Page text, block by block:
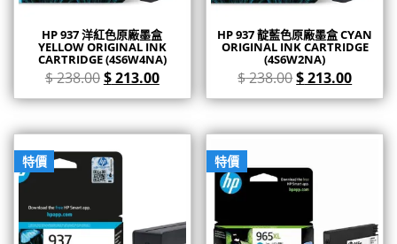
HP 937 洋紅色原廠墨盒
YELLOW ORIGINAL INK
CARTRIDGE (4S6W4NA)
$238.00$213.00
HP 937 靛藍色原廠墨盒 CYAN
ORIGINAL INK CARTRIDGE
(4S6W2NA)
$238.00$213.00
特價 特價